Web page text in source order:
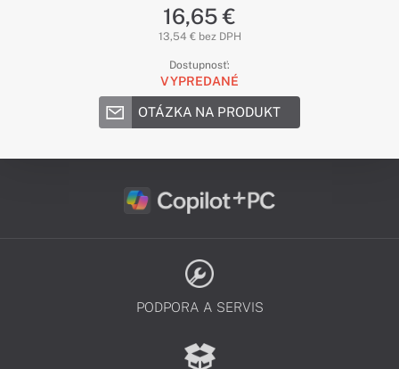
16,65 €
13,54 € bez DPH
Dostupnosť:
VYPREDANÉ
OTÁZKA NA PRODUKT
PODPORA A SERVIS